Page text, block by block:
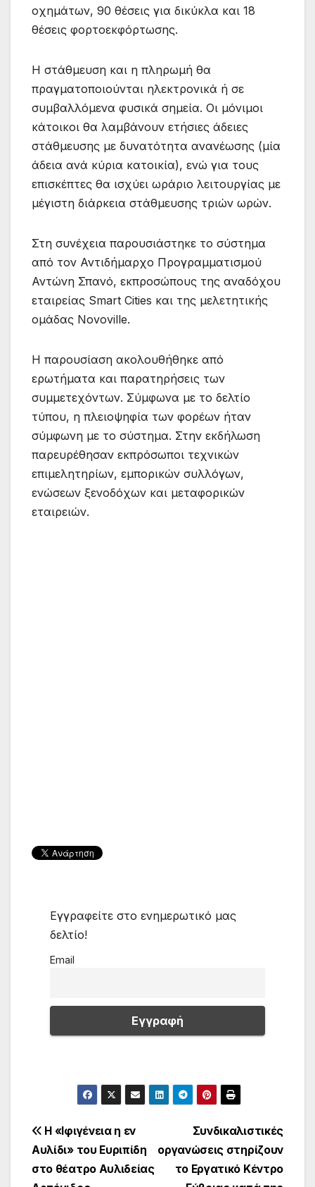
οχημάτων, 90 θέσεις για δικύκλα και 18
θέσεις φορτοεκφόρτωσης.
Η στάθμευση και η πληρωμή θα
πραγματοποιούνται ηλεκτρονικά ή σε
συμβαλλόμενα φυσικά σημεία. Οι μόνιμοι
κάτοικοι θα λαμβάνουν ετήσιες άδειες
στάθμευσης με δυνατότητα ανανέωσης (μία
άδεια ανά κύρια κατοικία), ενώ για τους
επισκέπτες θα ισχύει ωράριο λειτουργίας με
μέγιστη διάρκεια στάθμευσης τριών ωρών.
Στη συνέχεια παρουσιάστηκε το σύστημα
από τον Αντιδήμαρχο Προγραμματισμού
Αντώνη Σπανό, εκπροσώπους της αναδόχου
εταιρείας Smart Cities και της μελετητικής
ομάδας Novoville.
Η παρουσίαση ακολουθήθηκε από
ερωτήματα και παρατηρήσεις των
συμμετεχόντων. Σύμφωνα με το δελτίο
τύπου, η πλειοψηφία των φορέων ήταν
σύμφωνη με το σύστημα. Στην εκδήλωση
παρευρέθησαν εκπρόσωποι τεχνικών
επιμελητηρίων, εμπορικών συλλόγων,
ενώσεων ξενοδόχων και μεταφορικών
εταιρειών.
Εγγραφείτε στο ενημερωτικό μας
δελτίο!
Email
Πλοήγηση
άρθρων
Συνδικαλιστικές
οργανώσεις στηρίζουν
το Εργατικό Κέντρο
Η «Ιφιγένεια η εν
Αυλίδι» του Ευριπίδη
στο θέατρο Αυλιδείας